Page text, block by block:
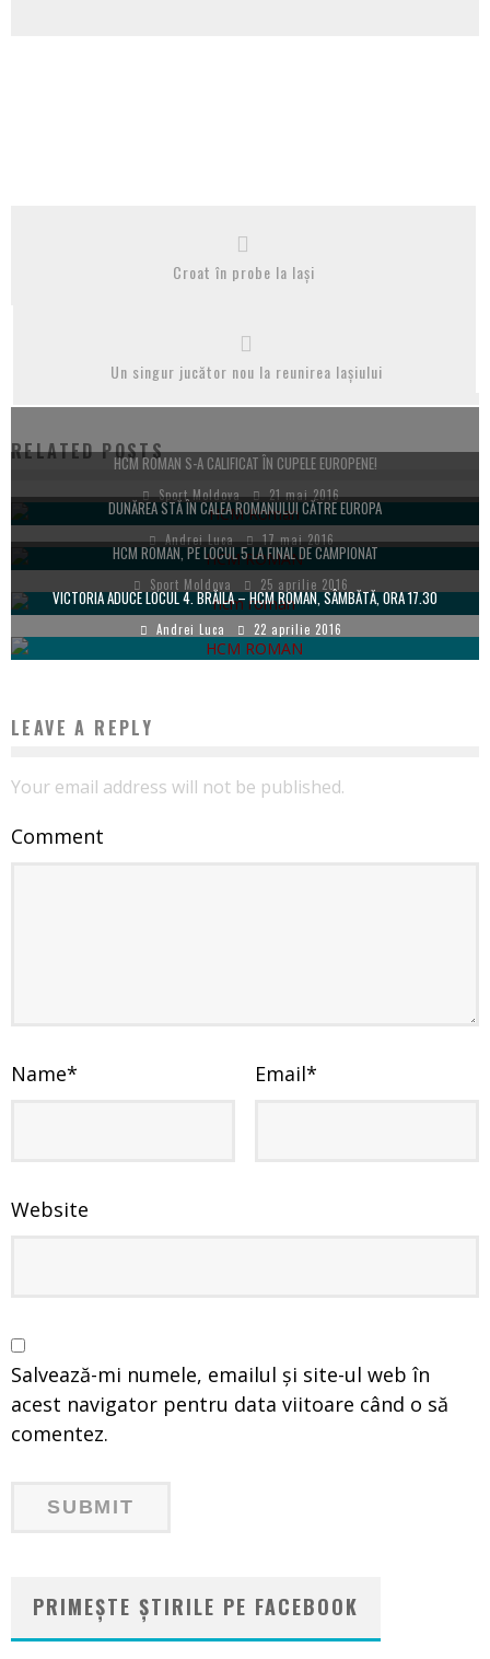
Croat în probe la Iași
Un singur jucător nou la reunirea Iașiului
RELATED POSTSHCM ROMAN S-A CALIFICAT ÎN CUPELE EUROPENE!
Sport Moldova 21 mai 2016
DUNĂREA STĂ ÎN CALEA ROMANULUI CĂTRE EUROPA
Andrei Luca 17 mai 2016
HCM ROMAN, PE LOCUL 5 LA FINAL DE CAMPIONAT
Sport Moldova 25 aprilie 2016
VICTORIA ADUCE LOCUL 4. BRĂILA – HCM ROMAN, SÂMBĂTĂ, ORA 17.30
Andrei Luca 22 aprilie 2016
LEAVE A REPLY
Your email address will not be published.
Comment
Name* Email*
Website
Salvează-mi numele, emailul și site-ul web în
acest navigator pentru data viitoare când o să
comentez.
PRIMEȘTE ȘTIRILE PE FACEBOOK